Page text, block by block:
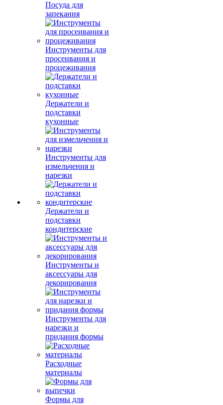
Посуда для
запекания
Инструменты для
просеивания и
процеживания
Держатели и
подставки
кухонные
Инструменты для
измельчения и
нарезки
Держатели и
подставки
кондитерские
Инструменты и
аксессуары для
декорирования
Инструменты для
нарезки и
придания формы
Расходные
материалы
Формы для